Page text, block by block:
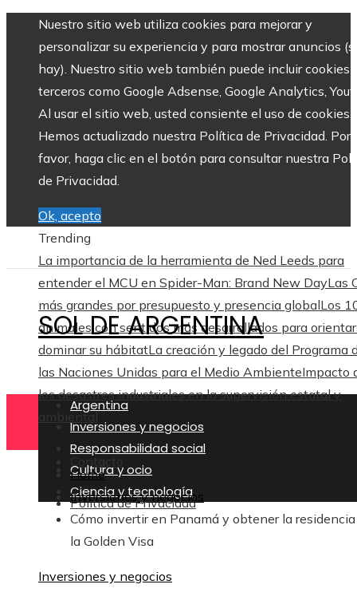
Nuestro sitio web utiliza cookies para mejorar y
personalizar su experiencia y para mostrar anuncios
hay). Nuestro sitio web también puede incluir cookies
terceros como Google Adsense, Google Analytics,
Al usar el sitio web, usted consiente el uso de cookies.
Hemos actualizado nuestra Política de Privacidad. Por
favor, haga clic en el botón para consultar nuestra
de Privacidad.
Ok, acepto
Trending
La importancia de la herramienta de Ned Leeds para
entender el MCU en Spider-Man: Brand New DayLas
más grandes por presupuesto y presencia globalLos
animales con sentidos más desarrollados para
dominar su hábitatLa creación y legado del Programa
las Naciones Unidas para el Medio AmbienteImpacto
los desastres industriales en la supervisión estatal y
ambiental
Contacto
Política de Privacidad
SOL DE ARGENTINA
Argentina
Inversiones y negocios
Responsabilidad social
Cultura y ocio
Ciencia y tecnología
Home
Inversiones y negocios
Cómo invertir en Panamá y obtener la
la Golden Visa
Inversiones y negocios